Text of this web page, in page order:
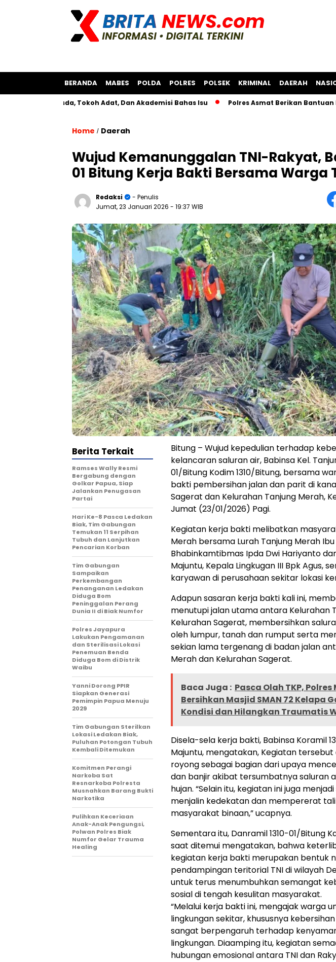
BERANDA MABES POLDA POLRES POLSEK KRIMINAL DAERAH
Bksda, Tokoh Adat, Dan Akademisi Bahas Isu Polres Asmat Berikan Bantuan
Home / Daerah
Wujud Kemanunggalan TNI-Rakyat,
01 Bitung Kerja Bakti Bersama Warga
Redaksi
- Penulis
Jumat, 23 Januari 2026 - 19:37 WIB
Bitung – Wujud kepedulian terhadap
kelancaran saluran air, Babinsa Kel.
01/Bitung Kodim 1310/Bitung, bersama
bakti pembersihan jalan dan parit di
Sagerat dan Kelurahan Tanjung Merah,
Jumat (23/01/2026) Pagi.
Kegiatan kerja bakti melibatkan
Merah bersama Lurah Tanjung Merah Ibu
Bhabinkamtibmas Ipda Dwi Hariyanto
Majuntu, Kepala Lingkugan III Bpk Agus,
karyawan di perusahaan sekitar lokasi
Adapun sasaran kerja bakti kali ini,
menutupi jalan utama antara Kelurahan
Kelurahan Sagerat, membersihkan
oleh lumpur, tanah dan rumput serta
sekian lama tergenang di badan jalan
Merah dan Kelurahan Sagerat.
Baca Juga : Pasca Olah TKP,
Bersihkan Masjid SMAN 72 Kelapa
Kondisi dan Hilangkan Traumatis
Disela-sela kerja bakti, Babinsa Koramil
Majuntu, mengatakan, Kegiatan
royong sebagai bagian dari upaya
dan banjir akibat tersumbatnya saluran
hujan. “Selain itu, kegiatan ini juga
menjalin kedekatan dan mempererat
masyarakat binaan,” ucapnya.
Sementara itu, Danramil 1310-01/Bitung
saat ditemui mengatakan, bahwa
kegiatan kerja bakti merupakan bentuk
pendampingan teritorial TNI di wilayah
untuk terus menumbuhkan semangat
sosial di tengah kesulitan masyarakat.
“Melalui kerja bakti ini, mengajak warga
lingkungan sekitar, khususnya
sangat berpengaruh terhadap
lingkungan. Diaamping itu, kegiatan
hubungan emosional antara TNI dan
Berita Terkait
Ramses Wally Resmi
Bergabung dengan
Golkar Papua, Siap
Jalankan Penugasan
Partai
Hari Ke-8 Pasca Ledakan
Biak, Tim Gabungan
Temukan 11 Serpihan
Tubuh dan Lanjutkan
Pencarian Korban
Tim Gabungan
Sampaikan
Perkembangan
Penanganan Ledakan
Diduga Bom
Peninggalan Perang
Dunia II di Biak Numfor
Polres Jayapura
Lakukan Pengamanan
dan Sterilisasi Lokasi
Penemuan Benda
Diduga Bom di Distrik
Waibu
Yanni Dorong PPIR
Siapkan Generasi
Pemimpin Papua Menuju
2029
Tim Gabungan Sterilkan
Lokasi Ledakan Biak,
Puluhan Potongan Tubuh
Kembali Ditemukan
Komitmen Perangi
Narkoba Sat
Resnarkoba Polresta
Musnahkan Barang Bukti
Narkotika
Pulihkan Keceriaan
Anak-Anak Pengungsi,
Polwan Polres Biak
Numfor Gelar Trauma
Healing